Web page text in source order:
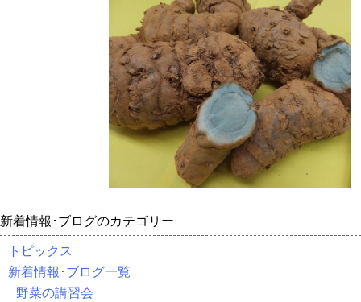
新着情報･ブログのカテゴリー
トピックス
新着情報･ブログ一覧
野菜の講習会